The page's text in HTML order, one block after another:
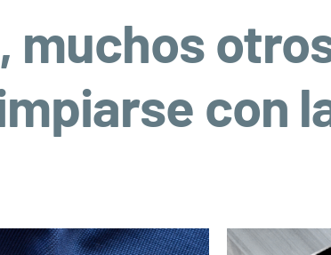
muchos
con